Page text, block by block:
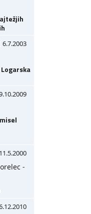
6.7.2003
11.5.2000
-